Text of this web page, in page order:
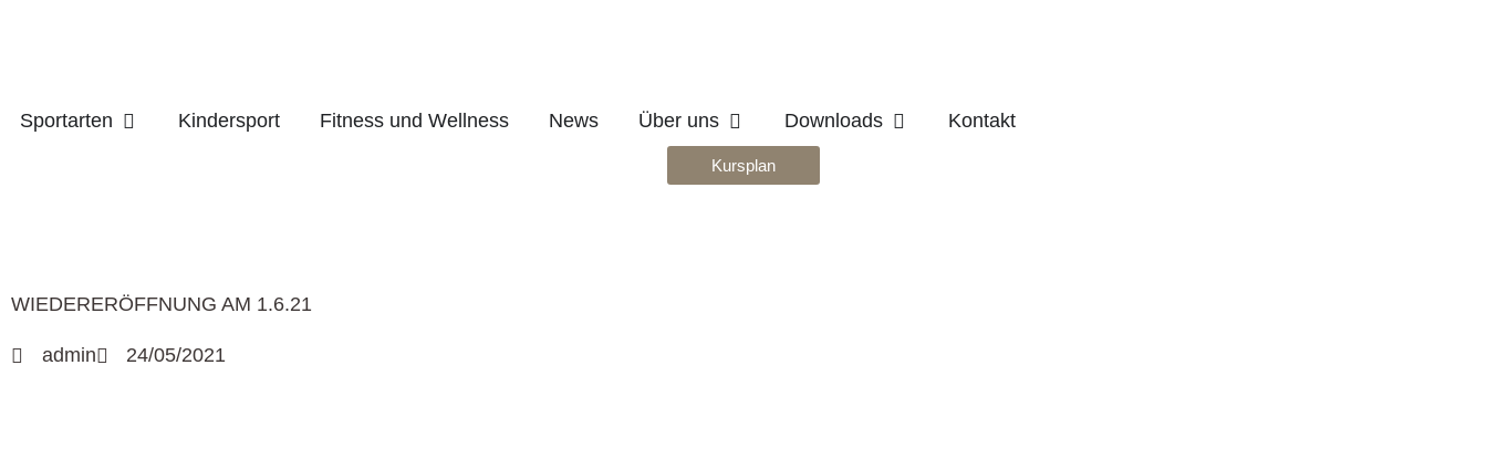
Sportarten Öffne Sportarten
Kindersport Fitness und Wellness News Über uns Öffne Über uns
Downloads Öffne Downloads
Kontakt
Kursplan
WIEDERERÖFFNUNG AM 1.6.21
admin 24/05/2021